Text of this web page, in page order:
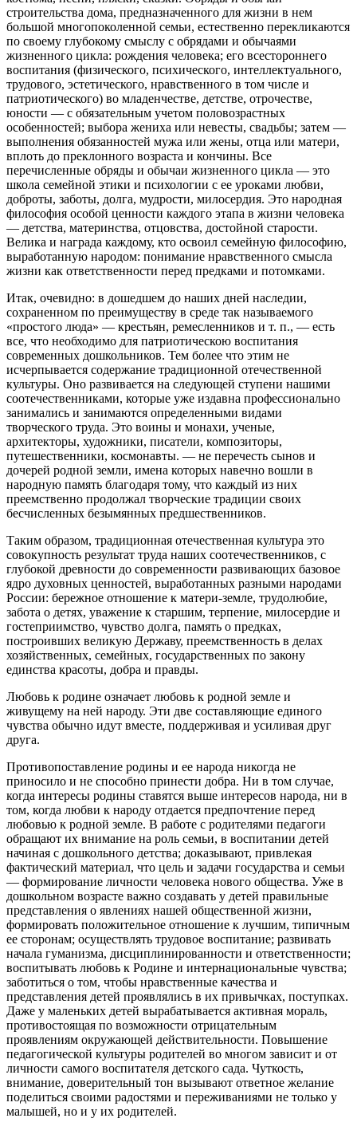
строительства дома, предназначенного для жизни в нем
большой многопоколенной семьи, естественно перекликаются
по своему глубокому смыслу с обрядами и обычаями
жизненного цикла: рождения человека; его всестороннего
воспитания (физического, психического, интеллектуального,
трудового, эстетического, нравственного в том числе и
патриотического) во младенчестве, детстве, отрочестве,
юности — с обязательным учетом половозрастных
особенностей; выбора жениха или невесты, свадьбы; затем —
выполнения обязанностей мужа или жены, отца или матери,
вплоть до преклонного возраста и кончины. Все
перечисленные обряды и обычаи жизненного цикла — это
школа семейной этики и психологии с ее уроками любви,
доброты, заботы, долга, мудрости, милосердия. Это народная
философия особой ценности каждого этапа в жизни человека
— детства, материнства, отцовства, достойной старости.
Велика и награда каждому, кто освоил семейную философию,
выработанную народом: понимание нравственного смысла
жизни как ответственности перед предками и потомками.
Итак, очевидно: в дошедшем до наших дней наследии,
сохраненном по преимуществу в среде так называемого
«простого люда» — крестьян, ремесленников и т. п., — есть
все, что необходимо для патриотическою воспитания
современных дошкольников. Тем более что этим не
исчерпывается содержание традиционной отечественной
культуры. Оно развивается на следующей ступени нашими
соотечественниками, которые уже издавна профессионально
занимались и занимаются определенными видами
творческого труда. Это воины и монахи, ученые,
архитекторы, художники, писатели, композиторы,
путешественники, космонавты. — не перечесть сынов и
дочерей родной земли, имена которых навечно вошли в
народную память благодаря тому, что каждый из них
преемственно продолжал творческие традиции своих
бесчисленных безымянных предшественников.
Таким образом, традиционная отечественная культура это
совокупность результат труда наших соотечественников, с
глубокой древности до современности развивающих базовое
ядро духовных ценностей, выработанных разными народами
России: бережное отношение к матери-земле, трудолюбие,
забота о детях, уважение к старшим, терпение, милосердие и
гостеприимство, чувство долга, память о предках,
построивших великую Державу, преемственность в делах
хозяйственных, семейных, государственных по закону
единства красоты, добра и правды.
Любовь к родине означает любовь к родной земле и
живущему на ней народу. Эти две составляющие единого
чувства обычно идут вместе, поддерживая и усиливая друг
друга.
Противопоставление родины и ее народа никогда не
приносило и не способно принести добра. Ни в том случае,
когда интересы родины ставятся выше интересов народа, ни в
том, когда любви к народу отдается предпочтение перед
любовью к родной земле. В работе с родителями педагоги
обращают их внимание на роль семьи, в воспитании детей
начиная с дошкольного детства; доказывают, привлекая
фактический материал, что цель и задачи государства и семьи
— формирование личности человека нового общества. Уже в
дошкольном возрасте важно создавать у детей правильные
представления о явлениях нашей общественной жизни,
формировать положительное отношение к лучшим, типичным
ее сторонам; осуществлять трудовое воспитание; развивать
начала гуманизма, дисциплинированности и ответственности;
воспитывать любовь к Родине и интернациональные чувства;
заботиться о том, чтобы нравственные качества и
представления детей проявлялись в их привычках, поступках.
Даже у маленьких детей вырабатывается активная мораль,
противостоящая по возможности отрицательным
проявлениям окружающей действительности. Повышение
педагогической культуры родителей во многом зависит и от
личности самого воспитателя детского сада. Чуткость,
внимание, доверительный тон вызывают ответное желание
поделиться своими радостями и переживаниями не только у
малышей, но и у их родителей.